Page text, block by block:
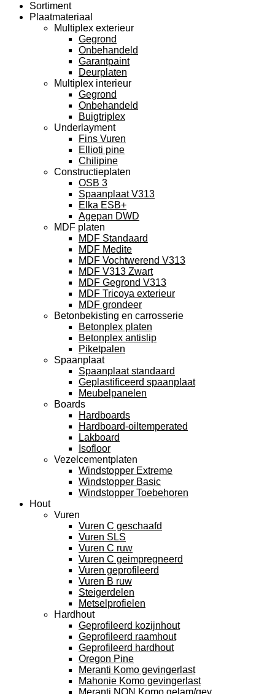
Sortiment
Plaatmateriaal
Multiplex exterieur
Gegrond
Onbehandeld
Garantpaint
Deurplaten
Multiplex interieur
Gegrond
Onbehandeld
Buigtriplex
Underlayment
Fins Vuren
Ellioti pine
Chilipine
Constructieplaten
OSB 3
Spaanplaat V313
Elka ESB+
Agepan DWD
MDF platen
MDF Standaard
MDF Medite
MDF Vochtwerend V313
MDF V313 Zwart
MDF Gegrond V313
MDF Tricoya exterieur
MDF grondeer
Betonbekisting en carrosserie
Betonplex platen
Betonplex antislip
Piketpalen
Spaanplaat
Spaanplaat standaard
Geplastificeerd spaanplaat
Meubelpanelen
Boards
Hardboards
Hardboard-oiltemperated
Lakboard
Isofloor
Vezelcementplaten
Windstopper Extreme
Windstopper Basic
Windstopper Toebehoren
Hout
Vuren
Vuren C geschaafd
Vuren SLS
Vuren C ruw
Vuren C geimpregneerd
Vuren geprofileerd
Vuren B ruw
Steigerdelen
Metselprofielen
Hardhout
Geprofileerd kozijnhout
Geprofileerd raamhout
Geprofileerd hardhout
Oregon Pine
Meranti Komo gevingerlast
Mahonie Komo gevingerlast
Meranti NON Komo gelam/gev